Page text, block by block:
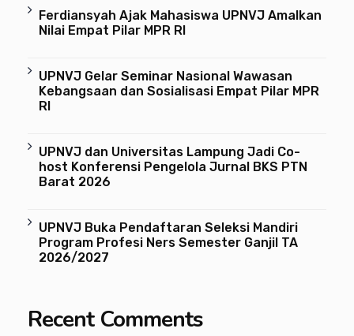
Ferdiansyah Ajak Mahasiswa UPNVJ Amalkan
Nilai Empat Pilar MPR RI
UPNVJ Gelar Seminar Nasional Wawasan
Kebangsaan dan Sosialisasi Empat Pilar MPR
RI
UPNVJ dan Universitas Lampung Jadi Co-
host Konferensi Pengelola Jurnal BKS PTN
Barat 2026
UPNVJ Buka Pendaftaran Seleksi Mandiri
Program Profesi Ners Semester Ganjil TA
2026/2027
Recent Comments